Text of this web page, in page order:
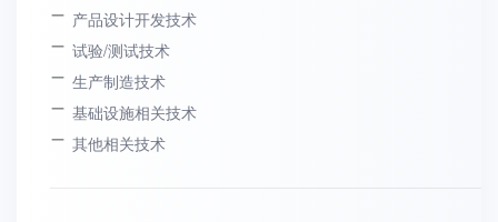
产品设计开发技术
试验/测试技术
生产制造技术
基础设施相关技术
其他相关技术